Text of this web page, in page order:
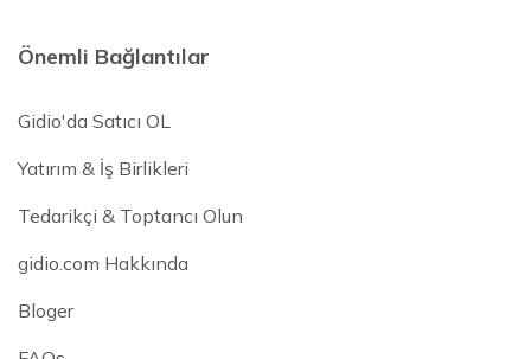
Önemli Bağlantılar
Gidio'da Satıcı OL
Yatırım & İş Birlikleri
Tedarikçi & Toptancı Olun
gidio.com Hakkında
Bloger